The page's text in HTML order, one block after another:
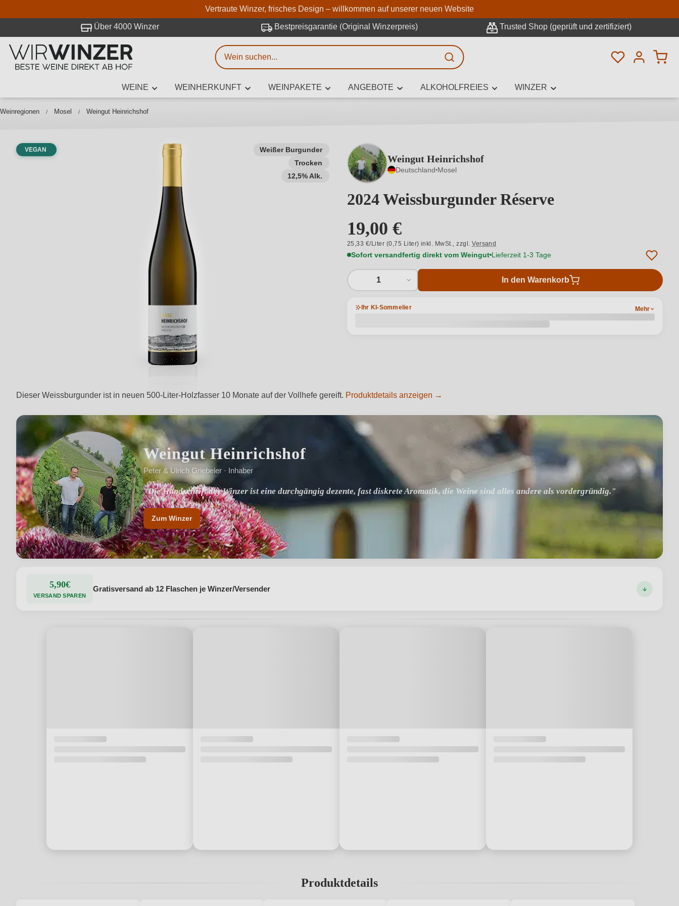
Zum Hauptinhalt springen
Zur Suche springen
Zur Hauptnavigation springen
Vertraute Winzer, frisches Design – willkommen auf unserer neuen Website
Über 4000 Winzer Bestpreisgarantie (Original Winzerpreis) Trusted Shop (geprüft und zertifiziert)
Du hast 0
WEINE WEINHERKUNFT WEINPAKETE ANGEBOTE ALKOHOLFREIES WINZER
Weinregionen Mosel Weingut Heinrichshof
Weißer Burgunder
Trocken
12,5% Alk.
VEGAN
Weingut Heinrichshof
Deutschland Mosel
2024 Weissburgunder Réserve
19,00 €
25,33 €/Liter (0,75 Liter) inkl. MwSt.,zzgl.Versand
Sofort versandfertig direkt vom Weingut Lieferzeit 1-3 Tage
1 In den Warenkorb
Ihr KI-Sommelier Mehr
Dieser Weissburgunder ist in neuen 500-Liter-Holzfasser 10 Monate auf der Vollhefe gereift. Produktdetails anzeigen →
Weingut Heinrichshof
Peter & Ulrich Griebeler · Inhaber
"Die Handschrift der Winzer ist eine durchgängig dezente, fast diskrete Aromatik, die Weine sind alles andere als vordergründig."
Zum Winzer
5,90€
VERSAND SPAREN
Gratisversand ab 12 Flaschen je Winzer/Versender
Produktdetails
Weinsuche
Mindestens 3 Zeichen eingeben
Erweiterte Suche
Beschreiben Sie, welchen Wein Sie suchen – ob nach Geschmack, Anlass, Weinnamen,
Rebsorte, Region, Winzer oder anderen Kriterien.
bei WirWinzer.